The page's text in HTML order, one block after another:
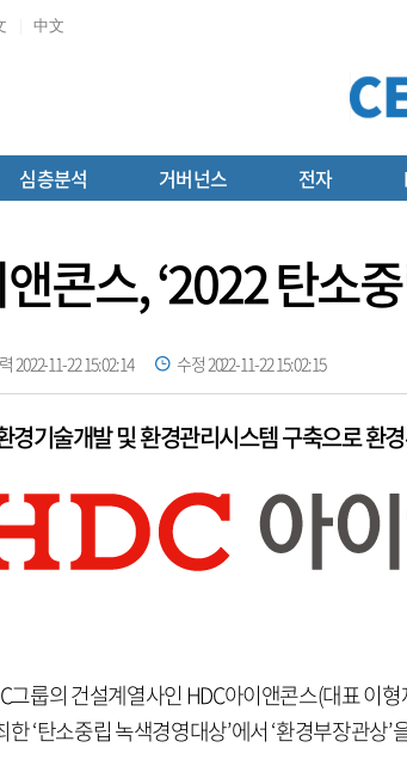
中文
심층분석 거버넌스 전자
콘스, ‘2022 탄소
2022-11-22 15:02:14 수정 2022-11-22 15:02:15
경기술개발 및 환경관리시스템 구축으로 환
그룹의 건설계열사인 HDC아이앤콘스(대표 이
한 ‘탄소중립 녹색경영대상’에서 ‘환경부장관상